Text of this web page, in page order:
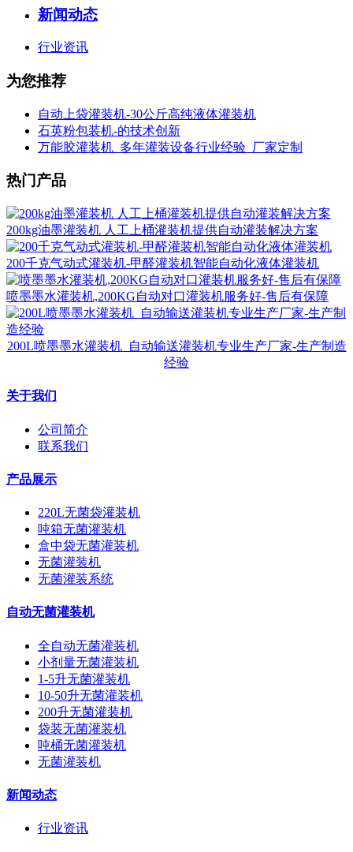
新闻动态
行业资讯
为您推荐
自动上袋灌装机-30公斤高纯液体灌装机
石英粉包装机-的技术创新
万能胶灌装机_多年灌装设备行业经验_厂家定制
热门产品
200kg油墨灌装机 人工上桶灌装机提供自动灌装解决方案
200千克气动式灌装机-甲醛灌装机智能自动化液体灌装机
喷墨墨水灌装机,200KG自动对口灌装机服务好-售后有保障
200L喷墨墨水灌装机_自动输送灌装机专业生产厂家-生产制造
经验
关于我们
公司简介
联系我们
产品展示
220L无菌袋灌装机
吨箱无菌灌装机
盒中袋无菌灌装机
无菌灌装机
无菌灌装系统
自动无菌灌装机
全自动无菌灌装机
小剂量无菌灌装机
1-5升无菌灌装机
10-50升无菌灌装机
200升无菌灌装机
袋装无菌灌装机
吨桶无菌灌装机
无菌灌装机
新闻动态
行业资讯